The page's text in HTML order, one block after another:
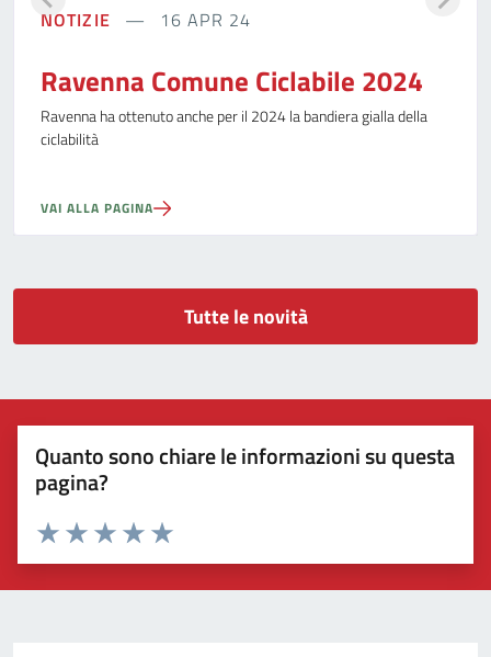
NOTIZIE 16 APR 24
Ravenna Comune Ciclabile 2024
Ravenna ha ottenuto anche per il 2024 la bandiera gialla della
ciclabilità
VAI ALLA PAGINA
Tutte le novità
Quanto sono chiare le informazioni su questa
pagina?
Valuta 5 stelle su 5
Valuta 4 stelle su 5
Valuta 3 stelle su 5
Valuta 2 stelle su 5
Valuta 1 stelle su 5